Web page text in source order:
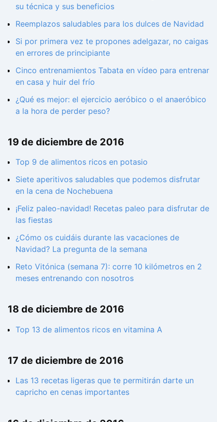
su técnica y sus beneficios
Reemplazos saludables para los dulces de Navidad
Si por primera vez te propones adelgazar, no caigas
en errores de principiante
Cinco entrenamientos Tabata en vídeo para entrenar
en casa y huir del frío
¿Qué es mejor: el ejercicio aeróbico o el anaeróbico
a la hora de perder peso?
19 de diciembre de 2016
Top 9 de alimentos ricos en potasio
Siete aperitivos saludables que podemos disfrutar
en la cena de Nochebuena
¡Feliz paleo-navidad! Recetas paleo para disfrutar de
las fiestas
¿Cómo os cuidáis durante las vacaciones de
Navidad? La pregunta de la semana
Reto Vitónica (semana 7): corre 10 kilómetros en 2
meses entrenando con nosotros
18 de diciembre de 2016
Top 13 de alimentos ricos en vitamina A
17 de diciembre de 2016
Las 13 recetas ligeras que te permitirán darte un
capricho en cenas importantes